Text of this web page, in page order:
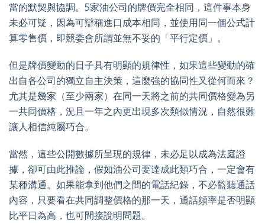
當的默契與協調。5家油公司的牌價完全相同，這件事本身
未必可疑，因為可辯稱進口成本相同，並使用同一個公式計
算零售價，即競委會所謂並無不妥的「平行定價」。
但是牌價變動的日子具有明顯的規律性，如果這些變動的確
出自各公司的獨立自主決策，這麼強的協同性又從何而來？
尤其是幾家（至少兩家）在同一天將之前的共同價格變為另
一共同價格，況且一年之內更出現多次類似情況，自然很難
讓人相信純屬巧合。
當然，這些公開數據所呈現的規律，未必足以成為法庭證
據，卻可由此推論，假如油公司要達成此類巧合，一定會有
某種溝通。如果能拿到他們之間的電話紀錄，不必監聽通話
內容，只要看在共同調整價格的那一天，通話頻率是否明顯
比平日為高，也可間接說明問題。